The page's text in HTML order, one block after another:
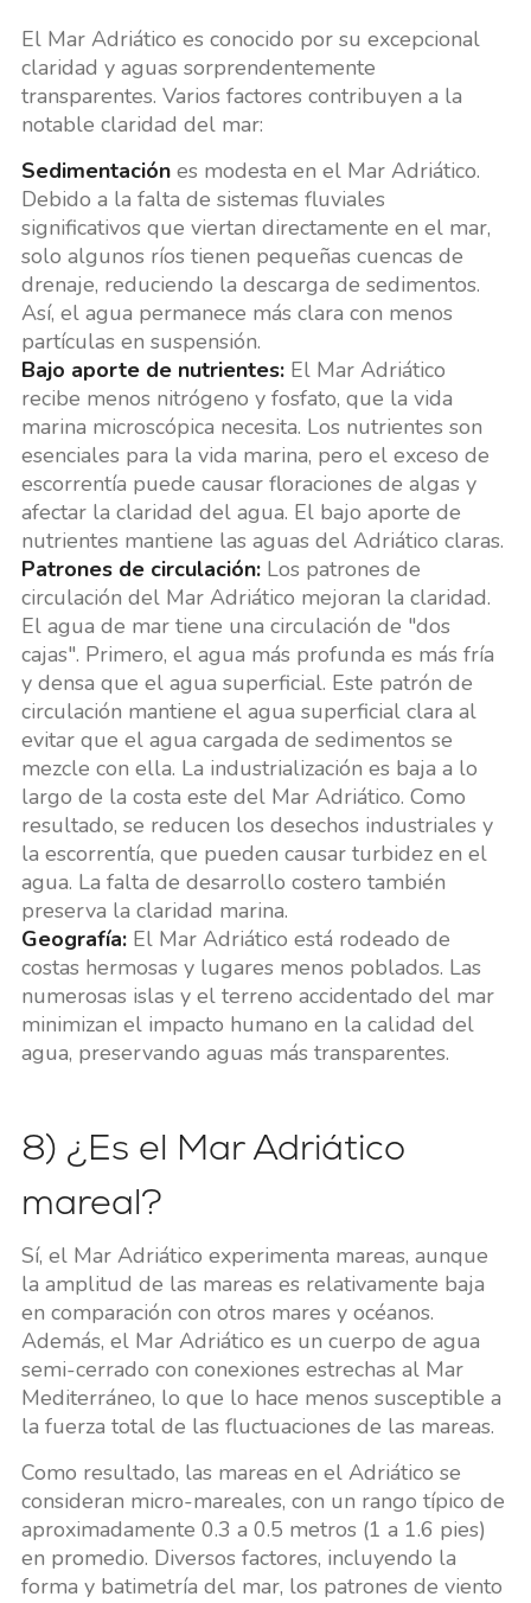
El Mar Adriático es conocido por su excepcional
claridad y aguas sorprendentemente
transparentes. Varios factores contribuyen a la
notable claridad del mar:
Sedimentaciónes modesta en el Mar Adriático.
Debido a la falta de sistemas fluviales
significativos que viertan directamente en el mar,
solo algunos ríos tienen pequeñas cuencas de
drenaje, reduciendo la descarga de sedimentos.
Así, el agua permanece más clara con menos
partículas en suspensión.
Bajo aporte de nutrientes:El Mar Adriático
recibe menos nitrógeno y fosfato, que la vida
marina microscópica necesita. Los nutrientes son
esenciales para la vida marina, pero el exceso de
escorrentía puede causar floraciones de algas y
afectar la claridad del agua. El bajo aporte de
nutrientes mantiene las aguas del Adriático claras.
Patrones de circulación:Los patrones de
circulación del Mar Adriático mejoran la claridad.
El agua de mar tiene una circulación de "dos
cajas". Primero, el agua más profunda es más fría
y densa que el agua superficial. Este patrón de
circulación mantiene el agua superficial clara al
evitar que el agua cargada de sedimentos se
mezcle con ella. La industrialización es baja a lo
largo de la costa este del Mar Adriático. Como
resultado, se reducen los desechos industriales y
la escorrentía, que pueden causar turbidez en el
agua. La falta de desarrollo costero también
preserva la claridad marina.
Geografía:El Mar Adriático está rodeado de
costas hermosas y lugares menos poblados. Las
numerosas islas y el terreno accidentado del mar
minimizan el impacto humano en la calidad del
agua, preservando aguas más transparentes.
8) ¿Es el Mar Adriático
mareal?
Sí, el Mar Adriático experimenta mareas, aunque
la amplitud de las mareas es relativamente baja
en comparación con otros mares y océanos.
Además, el Mar Adriático es un cuerpo de agua
semi-cerrado con conexiones estrechas al Mar
Mediterráneo, lo que lo hace menos susceptible a
la fuerza total de las fluctuaciones de las mareas.
Como resultado, las mareas en el Adriático se
consideran micro-mareales, con un rango típico de
aproximadamente 0.3 a 0.5 metros (1 a 1.6 pies)
en promedio. Diversos factores, incluyendo la
forma y batimetría del mar, los patrones de viento